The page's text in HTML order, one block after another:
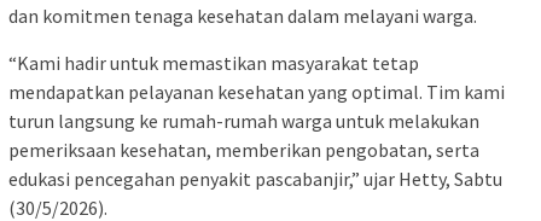
dan komitmen tenaga kesehatan dalam melayani warga.
“Kami hadir untuk memastikan masyarakat tetap
mendapatkan pelayanan kesehatan yang optimal. Tim kami
turun langsung ke rumah-rumah warga untuk melakukan
pemeriksaan kesehatan, memberikan pengobatan, serta
edukasi pencegahan penyakit pascabanjir,” ujar Hetty, Sabtu
(30/5/2026).